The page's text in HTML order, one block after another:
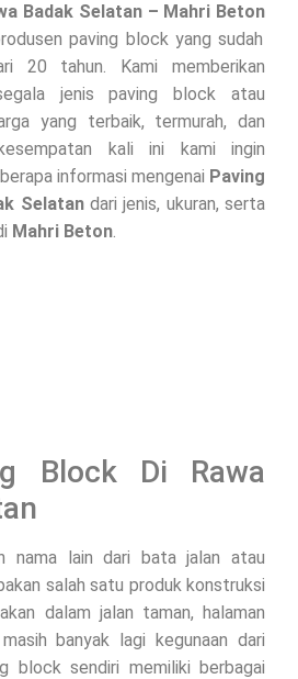
Badak Selatan– Mahri Beton
paving block yang sudah
20 tahun. Kami memberikan
jenis paving block atau
yang terbaik, termurah, dan
kali ini kami ingin
informasi mengenai Paving
Selatan dari jenis, ukuran, serta
Mahri Beton.
Block Di Rawa
nama lain dari bata jalan atau
salah satu produk konstruksi
dalam jalan taman, halaman
banyak lagi kegunaan dari
block sendiri memiliki berbagai